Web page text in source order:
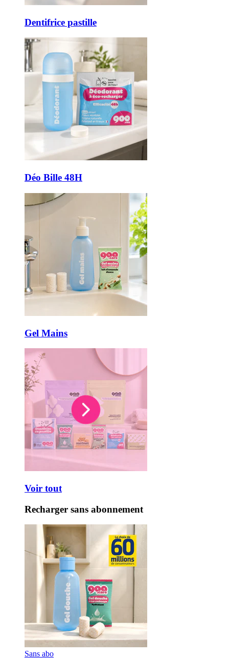
Dentifrice pastille
Déo Bille 48H
Gel Mains
Voir tout
Recharger sans abonnement
Sans abo